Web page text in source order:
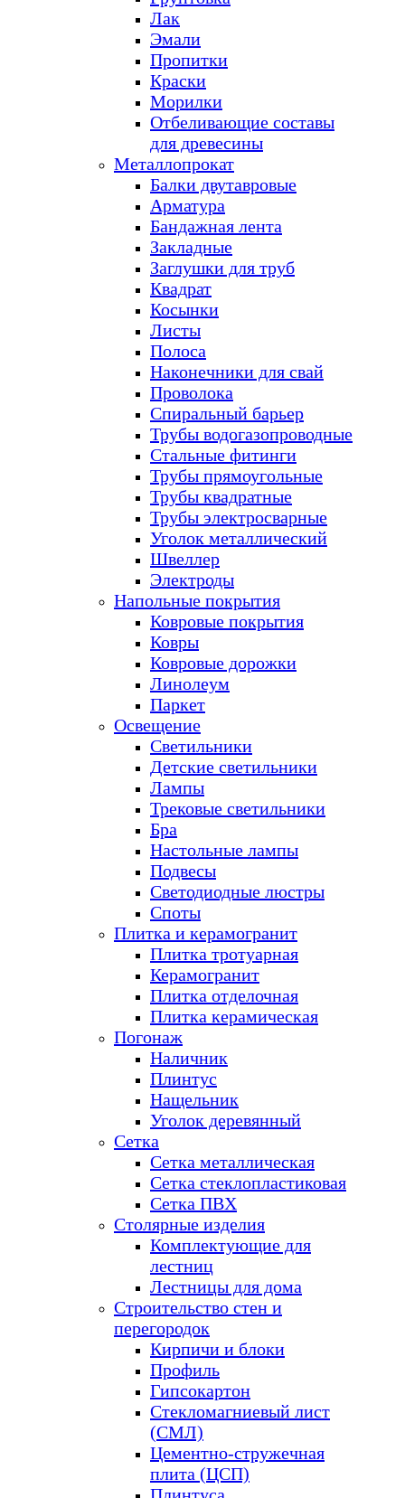
Лак
Эмали
Пропитки
Краски
Морилки
Отбеливающие составы
для древесины
Металлопрокат
Балки двутавровые
Арматура
Бандажная лента
Закладные
Заглушки для труб
Квадрат
Косынки
Листы
Полоса
Наконечники для свай
Проволока
Спиральный барьер
Трубы водогазопроводные
Стальные фитинги
Трубы прямоугольные
Трубы квадратные
Трубы электросварные
Уголок металлический
Швеллер
Электроды
Напольные покрытия
Ковровые покрытия
Ковры
Ковровые дорожки
Линолеум
Паркет
Освещение
Светильники
Детские светильники
Лампы
Трековые светильники
Бра
Настольные лампы
Подвесы
Светодиодные люстры
Споты
Плитка и керамогранит
Плитка тротуарная
Керамогранит
Плитка отделочная
Плитка керамическая
Погонаж
Наличник
Плинтус
Нащельник
Уголок деревянный
Сетка
Сетка металлическая
Сетка стеклопластиковая
Сетка ПВХ
Столярные изделия
Комплектующие для
лестниц
Лестницы для дома
Строительство стен и
перегородок
Кирпичи и блоки
Профиль
Гипсокартон
Стекломагниевый лист
(СМЛ)
Цементно-стружечная
плита (ЦСП)